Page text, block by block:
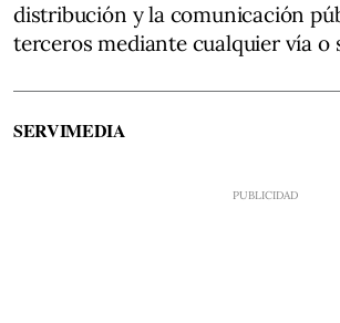
distribución y la comunicación
terceros mediante cualquier vía o
SERVIMEDIA